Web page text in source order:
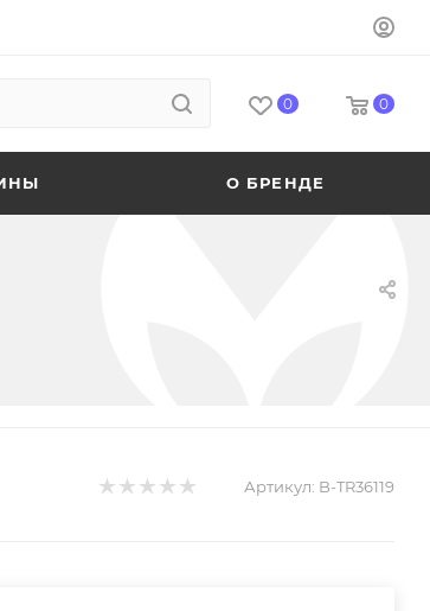
0 0
О БРЕНДЕ
Артикул: B-TR36119